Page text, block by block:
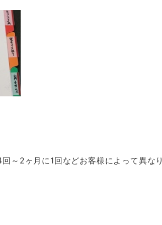
～2ヶ月に1回などお客様によって異なり